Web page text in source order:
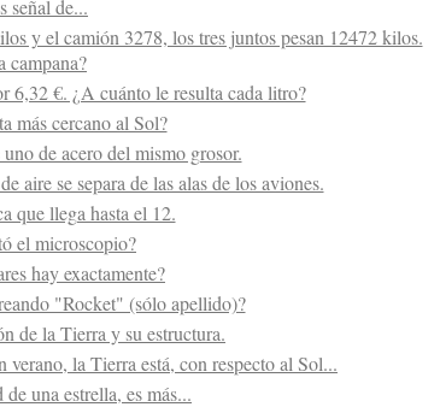
señal de...
y el camión 3278, los tres juntos pesan 12472 kilos.
campana?
6,32 €. ¿A cuánto le resulta cada litro?
más cercano al Sol?
de acero del mismo grosor.
aire se separa de las alas de los aviones.
que llega hasta el 12.
el microscopio?
hay exactamente?
"Rocket" (sólo apellido)?
de la Tierra y su estructura.
la Tierra está, con respecto al Sol...
una estrella, es más...